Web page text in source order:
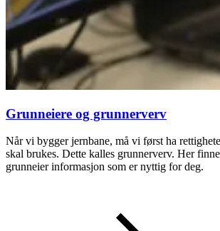
Grunneiere og grunnerverv
Når vi bygger jernbane, må vi først ha
skal brukes. Dette kalles grunnerverv. Her
grunneier informasjon som er nyttig for deg.